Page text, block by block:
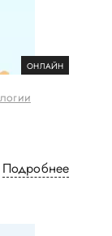
ОНЛАЙН
Подробнее